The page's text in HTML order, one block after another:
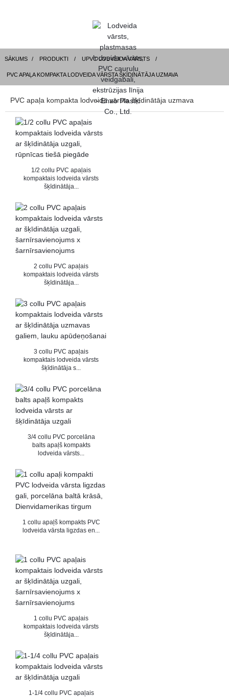
SĀKUMS PRODUKTI UPVC LODVEIDA VĀRSTS
PVC APAĻA KOMPAKTA LODVEIDA VĀRSTA ŠĶĪDINĀTĀJA UZMAVA
PVC apaļa kompakta lodveida vārsta šķīdinātāja uzmava
1/2 collu PVC apaļais
kompaktais lodveida vārsts
šķīdinātāja...
2 collu PVC apaļais
kompaktais lodveida vārsts
šķīdinātāja...
3 collu PVC apaļais
kompaktais lodveida vārsts
šķīdinātāja s...
3/4 collu PVC porcelāna
balts apaļš kompakts
lodveida vārsts...
1 collu apaļš kompakts PVC
lodveida vārsta ligzdas en...
1 collu PVC apaļais
kompaktais lodveida vārsts
šķīdinātāja...
1-1/4 collu PVC apaļais